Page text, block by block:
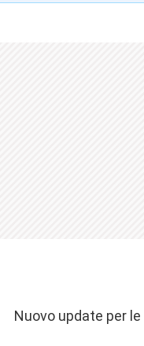
Nuovo update per